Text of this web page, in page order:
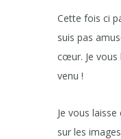
Cette fois ci
suis pas
cœur. Je vous
venu !
Je vous
sur les images